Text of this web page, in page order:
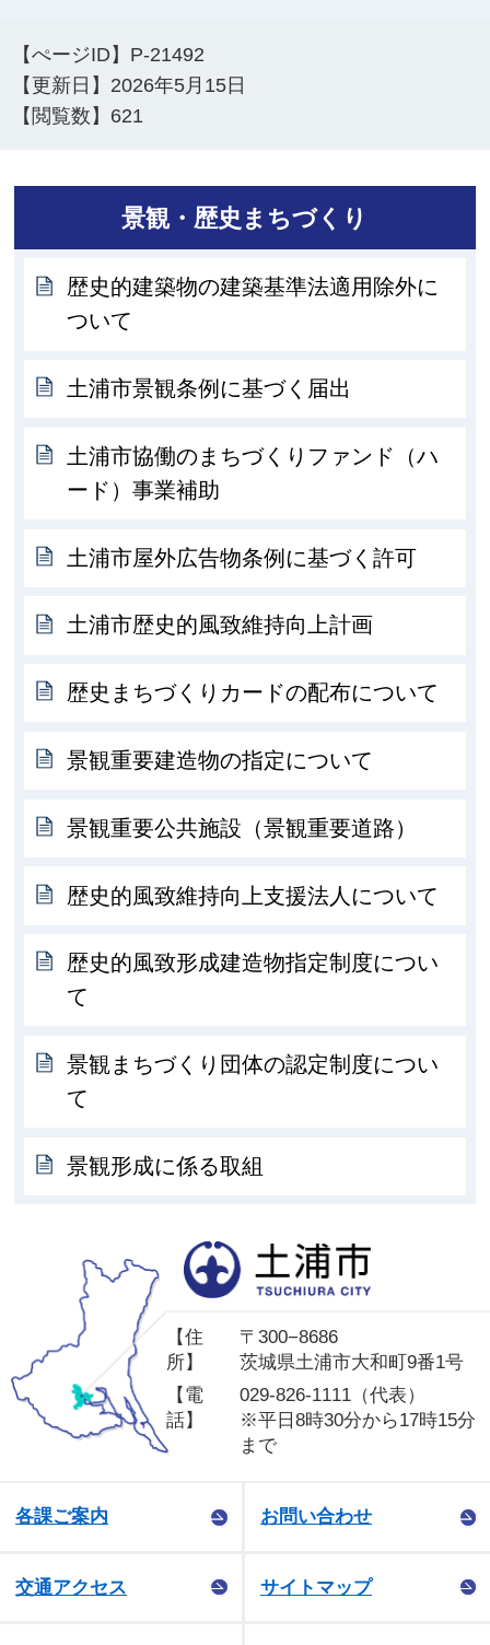
【ぺージID】 P-21492
【更新日】 2026年5月15日
【閲覧数】 621
景観・歴史まちづくり
歴史的建築物の建築基準法適用除外に
ついて
土浦市景観条例に基づく届出
土浦市協働のまちづくりファンド（ハ
ード）事業補助
土浦市屋外広告物条例に基づく許可
土浦市歴史的風致維持向上計画
歴史まちづくりカードの配布について
景観重要建造物の指定について
景観重要公共施設（景観重要道路）
歴史的風致維持向上支援法人について
歴史的風致形成建造物指定制度につい
て
景観まちづくり団体の認定制度につい
て
景観形成に係る取組
【住
所】
〒300−8686
茨城県土浦市大和町9番1号
【電
話】
029-826-1111（代表）
※平日8時30分から17時15分
まで
各課ご案内 お問い合わせ
交通アクセス サイトマップ